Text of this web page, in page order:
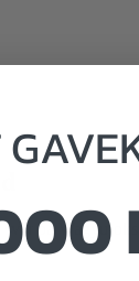
på Wagyu-